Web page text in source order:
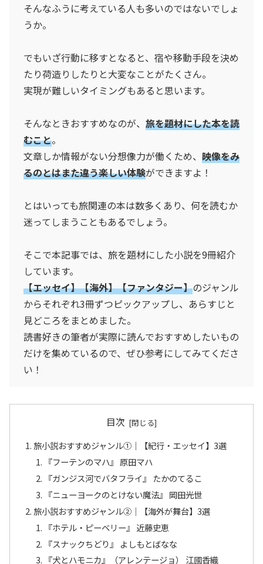
そんなふうに考えている人も多いのではないでしょ
うか。
でもいざ行動に移すとなると、宿や移動手段を決め
たり荷造りしたりと大変なことがたくさん。
実現が難しいタイミングもあると思います。
そんなときおすすめなのが、 旅を題材にした本を読
むこと。
文章しか情報がない分想像力が働くため、 映像をみ
るのとはまた違う楽しい体験ができますよ！
とはいっても旅関連の本は数多くあり、何を読むか
迷ってしまうこともあるでしょう。
そこで本記事では、旅を題材にした小説を9冊紹介
しています。
【エッセイ】【海外】【ファンタジー】のジャンル
からそれぞれ3冊ずつピックアップし、あらすじと
見どころをまとめました。
読書好きの筆者が実際に読んでおすすめしたいもの
だけを集めているので、ぜひ参考にしてみてくださ
い！
目次
旅小説おすすめジャンル①｜【紀行・エッセイ】3選
『フーテンのマハ』 原田マハ
『ガンジス河でバタフライ』 たかのてるこ
『ニューヨークのとけない魔法』 岡田光世
旅小説おすすめジャンル②｜【海外が舞台】3選
『ホテル・ピーベリー』 近藤史恵
『スナックちどり』 よしもとばなな
『犬とハモニカ』（アレンテージョ） 江國香織